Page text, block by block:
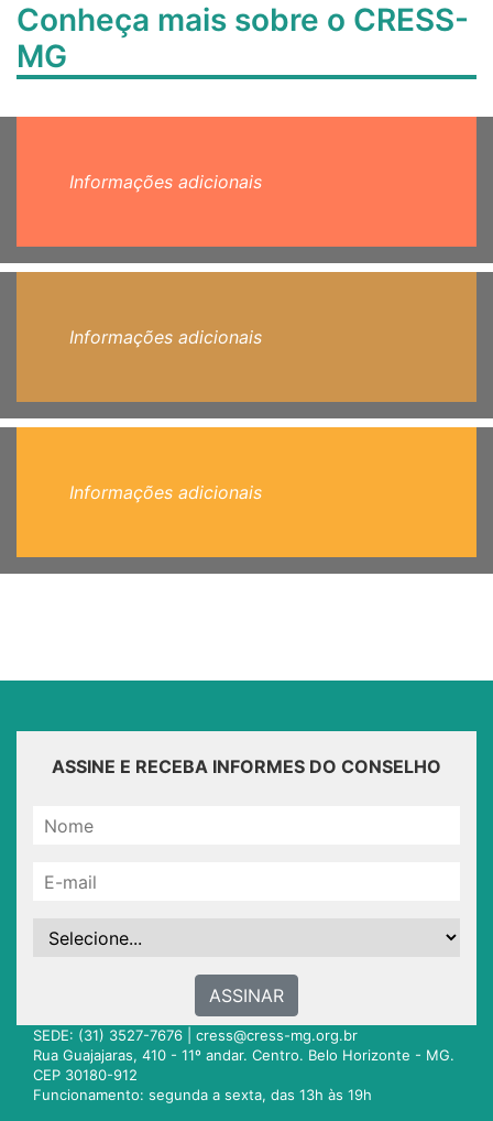
Conheça mais sobre o CRESS-
MG
Informações adicionais
Informações adicionais
Informações adicionais
ASSINE E RECEBA INFORMES DO CONSELHO
ASSINAR
SEDE: (31) 3527-7676 | cress@cress-mg.org.br
Rua Guajajaras, 410 - 11º andar. Centro. Belo Horizonte - MG.
CEP 30180-912
Funcionamento: segunda a sexta, das 13h às 19h